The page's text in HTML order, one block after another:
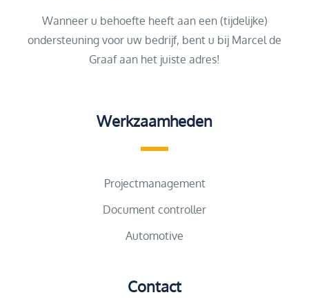
Wanneer u behoefte heeft aan een (tijdelijke)
ondersteuning voor uw bedrijf, bent u bij Marcel de
Graaf aan het juiste adres!
Werkzaamheden
Projectmanagement
Document controller
Automotive
Contact